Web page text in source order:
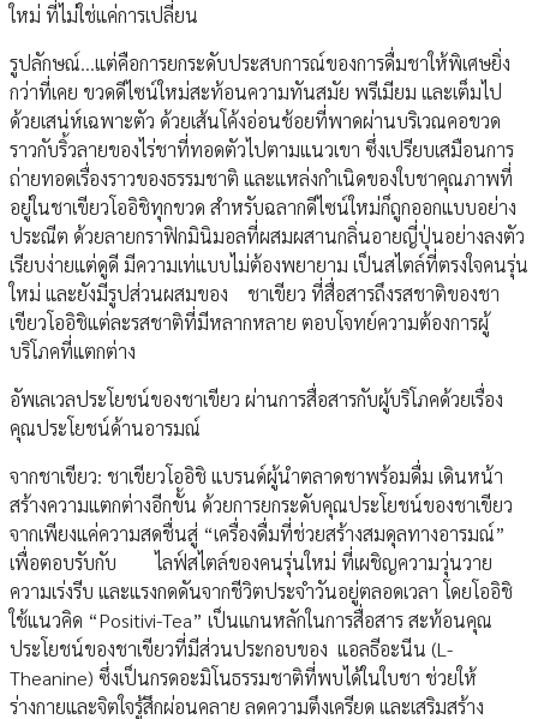
ใหม่ ที่ไม่ใช่แค่การเปลี่ยน
รูปลักษณ์...แต่คือการยกระดับประสบการณ์ของการดื่มชาให้พิเศษยิ่ง
กว่าที่เคย ขวดดีไซน์ใหม่สะท้อนความทันสมัย พรีเมียม และเต็มไป
ด้วยเสน่ห์เฉพาะตัว ด้วยเส้นโค้งอ่อนช้อยที่พาดผ่านบริเวณคอขวด
ราวกับริ้วลายของไร่ชาที่ทอดตัวไปตามแนวเขา ซึ่งเปรียบเสมือนการ
ถ่ายทอดเรื่องราวของธรรมชาติ และแหล่งกำเนิดของใบชาคุณภาพที่
อยู่ในชาเขียวโออิชิทุกขวด สำหรับฉลากดีไซน์ใหม่ก็ถูกออกแบบอย่าง
ประณีต ด้วยลายกราฟิกมินิมอลที่ผสมผสานกลิ่นอายญี่ปุ่นอย่างลงตัว
เรียบง่ายแต่ดูดี มีความเท่แบบไม่ต้องพยายาม เป็นสไตล์ที่ตรงใจคนรุ่น
ใหม่ และยังมีรูปส่วนผสมของ ชาเขียว ที่สื่อสารถึงรสชาติของชา
เขียวโออิชิแต่ละรสชาติที่มีหลากหลาย ตอบโจทย์ความต้องการผู้
บริโภคที่แตกต่าง
อัพเลเวลประโยชน์ของชาเขียว ผ่านการสื่อสารกับผู้บริโภคด้วยเรื่อง
คุณประโยชน์ด้านอารมณ์
จากชาเขียว: ชาเขียวโออิชิ แบรนด์ผู้นำตลาดชาพร้อมดื่ม เดินหน้า
สร้างความแตกต่างอีกขั้น ด้วยการยกระดับคุณประโยชน์ของชาเขียว
จากเพียงแค่ความสดชื่นสู่ “เครื่องดื่มที่ช่วยสร้างสมดุลทางอารมณ์”
เพื่อตอบรับกับ ไลฟ์สไตล์ของคนรุ่นใหม่ ที่เผชิญความวุ่นวาย
ความเร่งรีบ และแรงกดดันจากชีวิตประจำวันอยู่ตลอดเวลา โดยโออิชิ
ใช้แนวคิด “Positivi-Tea” เป็นแกนหลักในการสื่อสาร สะท้อนคุณ
ประโยชน์ของชาเขียวที่มีส่วนประกอบของ แอลธีอะนีน (L-
Theanine) ซึ่งเป็นกรดอะมิโนธรรมชาติที่พบได้ในใบชา ช่วยให้
ร่างกายและจิตใจรู้สึกผ่อนคลาย ลดความตึงเครียด และเสริมสร้าง